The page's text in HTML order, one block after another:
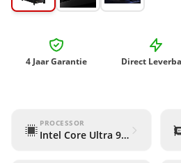
4 Jaar Garantie Direct
PROCESSOR
Intel Core Ultra 9 285K